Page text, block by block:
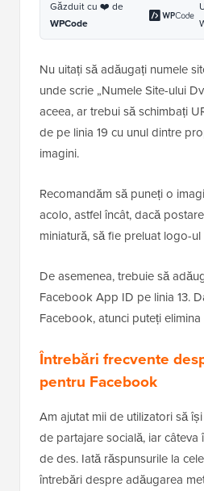
Găzduit cu ❤️ de
WPCode
Nu uitați să adăugați numele
unde scrie „Numele Site-ului
aceea, ar trebui să schimbați
de pe linia 19 cu unul dintre
imagini.
Recomandăm să puneți o
acolo, astfel încât, dacă
miniatură, să fie preluat logo-
De asemenea, trebuie să
Facebook App ID pe linia 13.
Facebook, atunci puteți
Întrebări frecvente
pentru Facebook
Am ajutat mii de utilizatori să
de partajare socială, iar
de des. Iată răspunsurile la
întrebări despre adăugarea